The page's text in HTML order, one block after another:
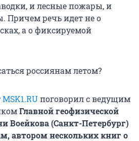
и лесные пожары, и
Причем речь идет не о
а о фиксируемой
россиянам летом?
MSK1.RUпоговорил с ведущим
Главной геофизической
Воейкова (Санкт-Петербург)
автором нескольких книг о